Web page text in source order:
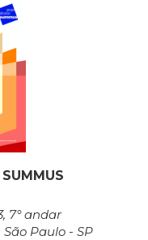
7° andar
Paulo - SP